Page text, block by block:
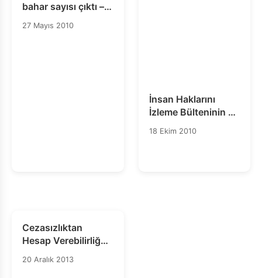
bahar sayısı çıktı –
Mayıs 2010
27 Mayıs 2010
İnsan Haklarını
İzleme Bülteninin 11.
Sayısı Yayımlandı
18 Ekim 2010
Cezasızlıktan
Hesap Verebilirliğe
Haber Bülteni’nin
20 Aralık 2013